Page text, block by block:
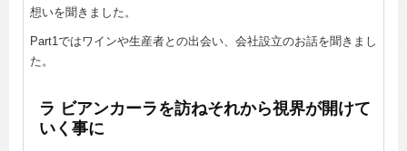
想いを聞きました。
Part1ではワインや生産者との出会い、会社設立のお話を聞きまし
た。
ラ ビアンカーラを訪ねそれから視界が開けて
いく事に